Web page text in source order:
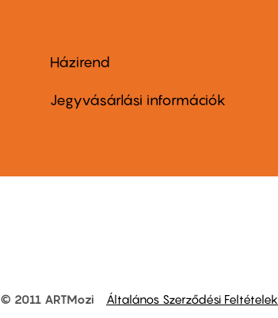
Footer
menu
Házirend
Jegyvásárlási információk
© 2011 ARTMozi Általános Szerződési Feltételek